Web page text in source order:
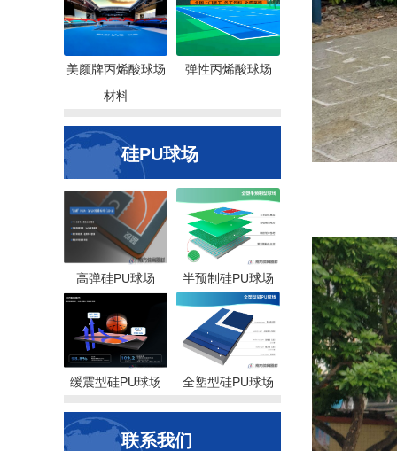
美颜牌丙烯酸球场
材料
弹性丙烯酸球场
硅PU球场
高弹硅PU球场 半预制硅PU球场
缓震型硅PU球场 全塑型硅PU球场
联系我们